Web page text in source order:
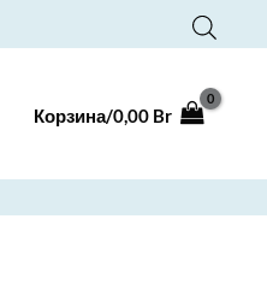
Корзина/0,00 Br